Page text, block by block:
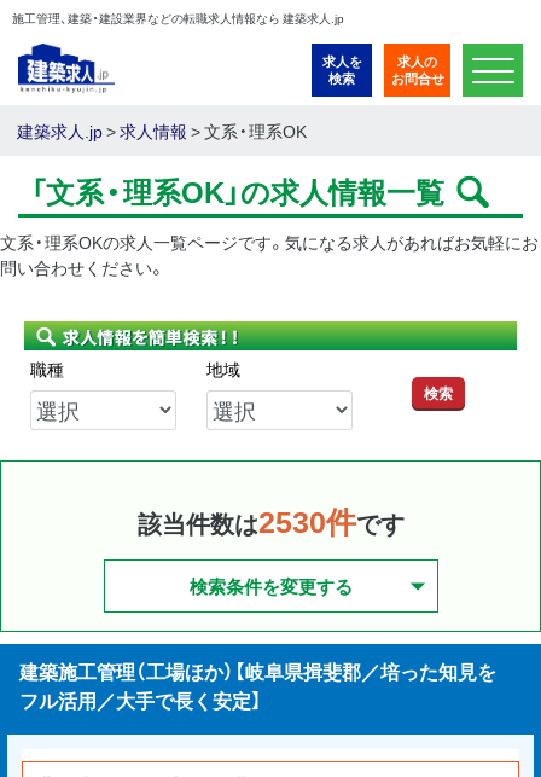
施工管理、建築・建設業界などの転職求人情報なら 建築求人.jp
求人を
検索
求人の
お問合せ
建築求人.jp>求人情報 >文系・理系OK
「文系・理系OK」の求人情報一覧
文系・理系OKの求人一覧ページです。気になる求人があればお気軽にお
問い合わせください。
職種 地域
検索
該当件数は2530件です
検索条件を変更する
建築施工管理（工場ほか）【岐阜県揖斐郡／培った知見を
フル活用／大手で長く安定】